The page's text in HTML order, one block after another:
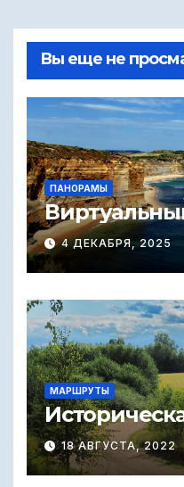
Вы еще не
ПАНОРАМЫ
4 ДЕКАБРЯ, 2025
МАРШРУТЫ
18 АВГУСТА, 2022